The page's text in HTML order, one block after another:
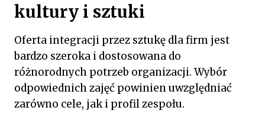
kultury i sztuki
Oferta integracji przez sztukę dla firm jest
bardzo szeroka i dostosowana do
różnorodnych potrzeb organizacji. Wybór
odpowiednich zajęć powinien uwzględniać
zarówno cele, jak i profil zespołu.